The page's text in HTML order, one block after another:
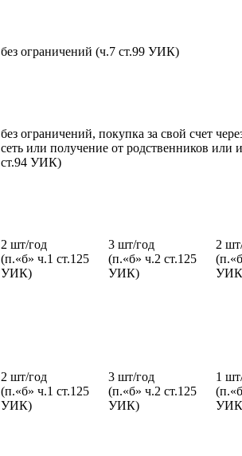
без ограничений (ч.7 ст.99 УИК)
без ограничений, покупка за свой счет
сеть или получение от родственников или
ст.94 УИК)
2 шт/год
(п.«б» ч.1 ст.125
УИК)
3 шт/год
(п.«б» ч.2 ст.125
УИК)
2
2 шт/год
(п.«б» ч.1 ст.125
УИК)
3 шт/год
(п.«б» ч.2 ст.125
УИК)
1